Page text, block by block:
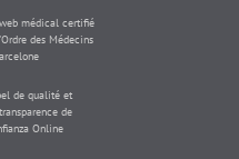
médical certifié
des Médecins
de qualité et
de
Online